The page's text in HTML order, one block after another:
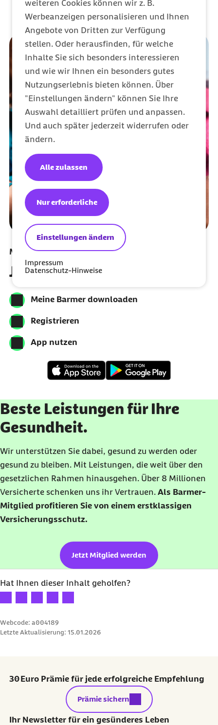
weiteren Cookies können wir z. B.
Werbeanzeigen personalisieren und Ihnen
Angebote von Dritten zur Verfügung
stellen. Oder herausfinden, für welche
Inhalte Sie sich besonders interessieren
und wie wir Ihnen ein besonders gutes
Nutzungserlebnis bieten können. Über
"Einstellungen ändern" können Sie Ihre
Auswahl detailliert prüfen und anpassen.
Und auch später jederzeit widerrufen oder
ändern.
Einstellungen ändern
Nur erforderliche
Alle zulassen
Impressum
Datenschutz-Hinweise
Meine Barmer per App nutzen
Jetzt herunterladen
Meine Barmer downloaden
Registrieren
App nutzen
Beste Leistungen für Ihre
Gesundheit.
Wir unterstützen Sie dabei, gesund zu werden oder
gesund zu bleiben. Mit Leistungen, die weit über den
gesetzlichen Rahmen hinausgehen. Über 8 Millionen
Versicherte schenken uns ihr Vertrauen. Als Barmer-
Mitglied profitieren Sie von einem erstklassigen
Versicherungsschutz.
Jetzt Mitglied werden
Hat Ihnen dieser Inhalt geholfen?
Ihre Bewertung: 1 Stern
Ihre Bewertung: 2 Sterne
Ihre Bewertung: 3 Sterne
Ihre Bewertung: 4 Sterne
Ihre Bewertung: 5 Sterne
Webcode: a004189
Letzte Aktualisierung: 15.01.2026
30 Euro Prämie für jede erfolgreiche Empfehlung
externer Link:
Prämie sichern
Ihr Newsletter für ein gesünderes Leben